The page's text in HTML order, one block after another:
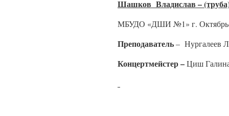
Шашков Владислав –
МБУДО «ДШИ №1» г.
Преподаватель– Нургалеев
Концертмейстер –Циш